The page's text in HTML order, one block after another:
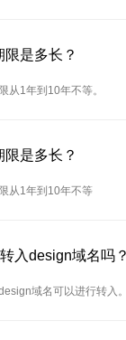
限是多长？
从1年到10年不等。
限是多长？
从1年到10年不等
入design域名吗
域名可以进行转入